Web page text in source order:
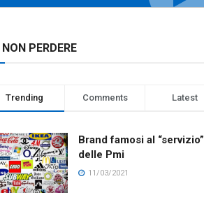
NON PERDERE
Trending Comments Latest
Brand famosi al “servizio”
delle Pmi
11/03/2021